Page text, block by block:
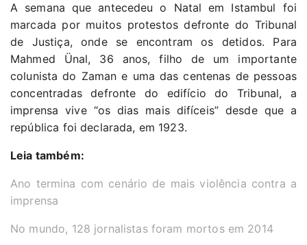
A semana que antecedeu o Natal em Istambul foi
marcada por muitos protestos defronte do Tribunal
de Justiça, onde se encontram os detidos. Para
Mahmed Ünal, 36 anos, filho de um importante
colunista do Zaman e uma das centenas de pessoas
concentradas defronte do edifício do Tribunal, a
imprensa vive “os dias mais difíceis” desde que a
república foi declarada, em 1923.
Leia também:
Ano termina com cenário de mais violência contra a
imprensa
No mundo, 128 jornalistas foram mortos em 2014